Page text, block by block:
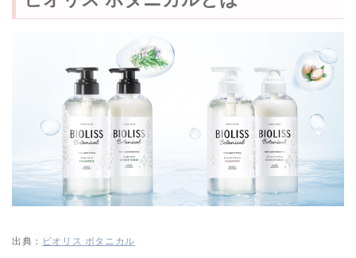
出典： ビオリス ボタニカル